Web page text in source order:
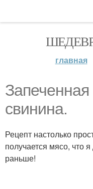
главная
Запеченная
свинина.
Рецепт настолько
получается мясо, что
раньше!